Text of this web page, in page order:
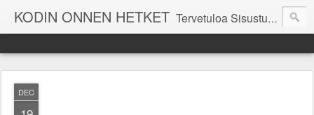
KODIN ONNEN HETKET Tervetuloa Sisustustalo Kodinonnen "kuulumisia Kodinonnesta" -sivuille. Näillä sivuilla kerromme ajankohtaisia asioita myymälämme tapahtumista. Toivottavasti viihdyt seurassamme!
DEC